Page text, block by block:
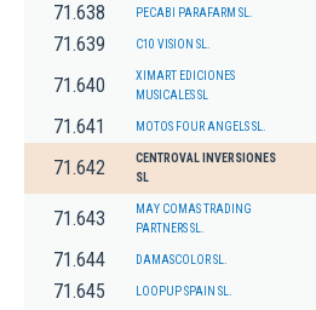
71.638 PECABI PARAFARM SL.
71.639 C10 VISION SL.
71.640
XIMART EDICIONES
MUSICALES SL
71.641 MOTOS FOUR ANGELS SL.
71.642
CENTROVAL INVERSIONES
SL
71.643
MAY COMAS TRADING
PARTNERS SL.
71.644 DAMASCOLOR SL.
71.645 LOOPUP SPAIN SL.